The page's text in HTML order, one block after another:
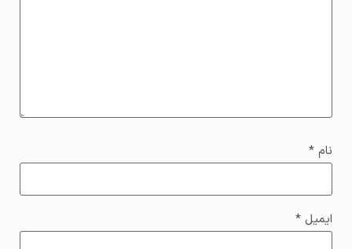
نام *
ایمیل *